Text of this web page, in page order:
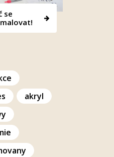
se
akryl